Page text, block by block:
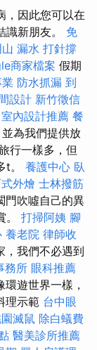
，因此您可以在
識新朋友。 免
漏水 打針撐
商家檔案 假期
防水抓漏 到
設計 新竹徵信
室內設計推薦 餐
為我們提供放
行一樣多，但
t。 養護中心 臥
外燴 士林撥筋
門吹噓自己的異
。 打掃阿姨 腳
養老院 律師收
，我們不必遇到
務所 眼科推薦
環遊世界一樣，
理示範 台中眼
滅鼠 除白蟻費
醫美診所推薦